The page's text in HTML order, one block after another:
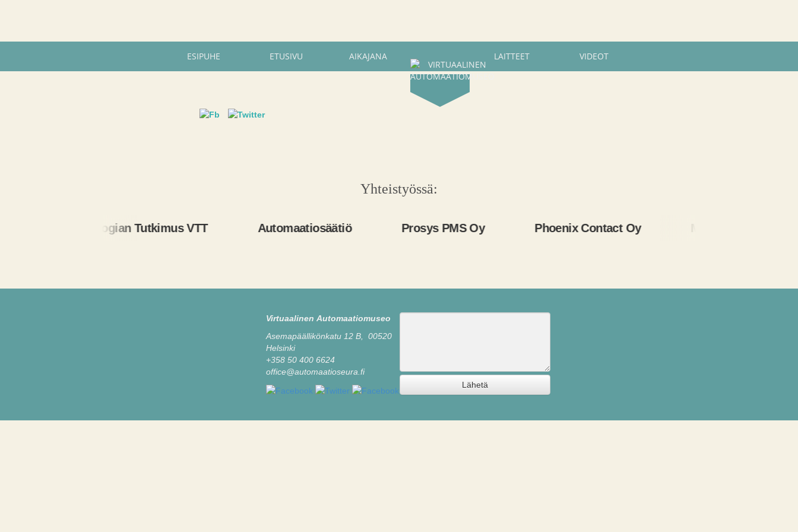
ESIPUHE ETUSIVU AIKAJANA LAITTEET VIDEOT
Yhteistyössä:
Teknologian Tutkimus VTT Automaatiosäätiö Prosys PMS Oy Phoenix Contact Oy
Virtuaalinen Automaatiomuseo
Asemapäällikönkatu 12 B, 00520
Helsinki
+358 50 400 6624
office@automaatioseura.fi
Lähetä